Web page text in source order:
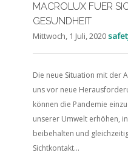
MACROLUX FUER
GESUNDHEIT
Mittwoch, 1 Juli, 2020
Die neue Situation mit der
uns vor neue
können die Pandemie
unserer Umwelt erhöhen,
beibehalten und
Sichtkontakt...